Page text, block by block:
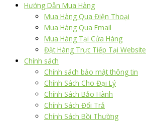
Hướng Dẫn Mua Hàng
Mua Hàng Qua Điện Thoại
Mua Hàng Qua Email
Mua Hàng Tại Cửa Hàng
Đặt Hàng Trực Tiếp Tại Website
Chính sách
Chính sách bảo mật thông tin
Chính Sách Cho Đại Lý
Chính Sách Bảo Hành
Chính Sách Đổi Trả
Chính Sách Bồi Thường